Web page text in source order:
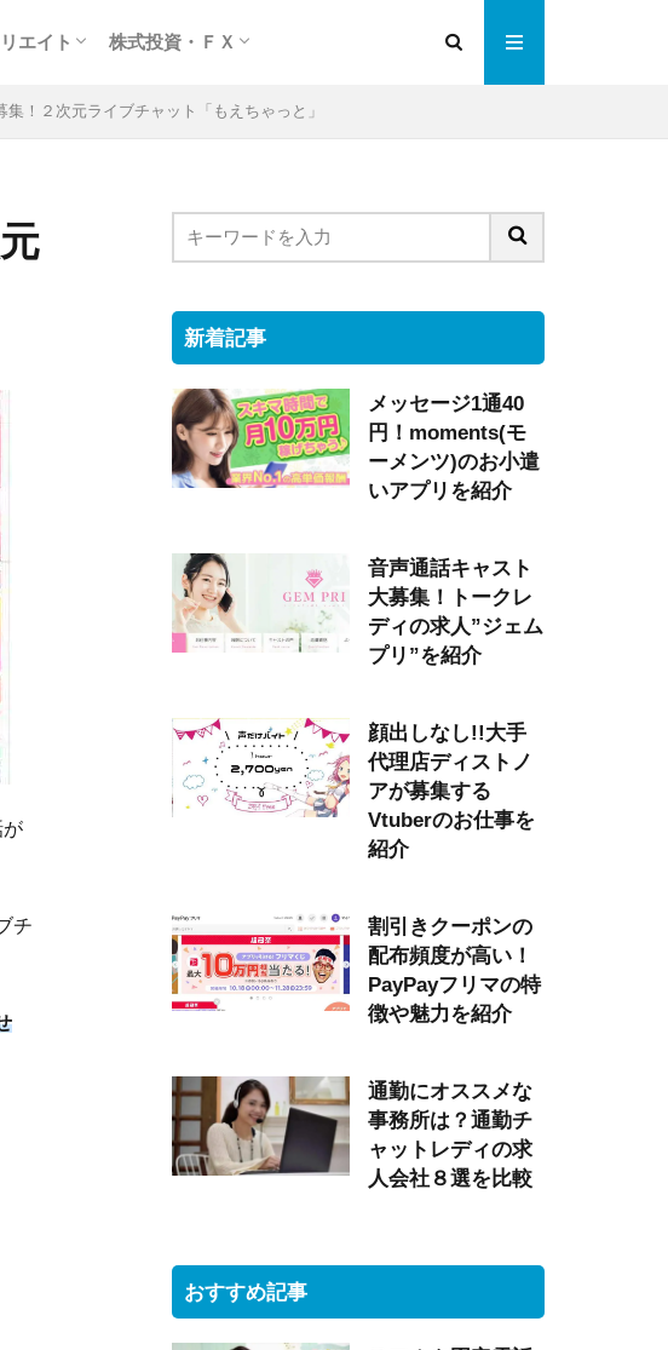
エイト 株式投資・ＦＸ
！２次元ライブチャット「もえちゃっと」
が
チ
新着記事
メッセージ1通40
円！moments(モ
ーメンツ)のお小遣
いアプリを紹介
音声通話キャスト
大募集！トークレ
ディの求人”ジェム
プリ”を紹介
顔出しなし!!大手
代理店ディストノ
アが募集する
Vtuberのお仕事を
紹介
割引きクーポンの
配布頻度が高い！
PayPayフリマの特
徴や魅力を紹介
通勤にオススメな
事務所は？通勤チ
ャットレディの求
人会社８選を比較
おすすめ記事